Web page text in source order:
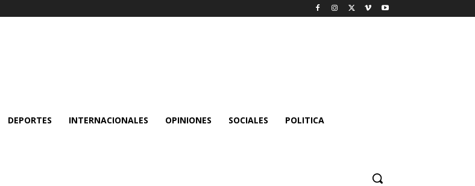
DEPORTES INTERNACIONALES OPINIONES SOCIALES POLITICA